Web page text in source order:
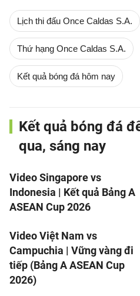
Lịch thi đấu Once Caldas S.A.
Thứ hạng Once Caldas S.A.
Kết quả bóng đá hôm nay
Kết quả bóng đá
qua, sáng nay
Video Singapore vs
Indonesia | Kết quả Bảng A
ASEAN Cup 2026
Video Việt Nam vs
Campuchia | Vững vàng đi
tiếp (Bảng A ASEAN Cup
2026)